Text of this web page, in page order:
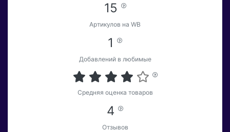
15
Артикулов на WB
1
Добавлений в любимые
Средняя оценка товаров
4
Отзывов